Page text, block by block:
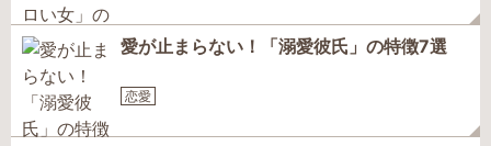
愛が止まらない！「溺愛彼氏」の特徴7選
恋愛